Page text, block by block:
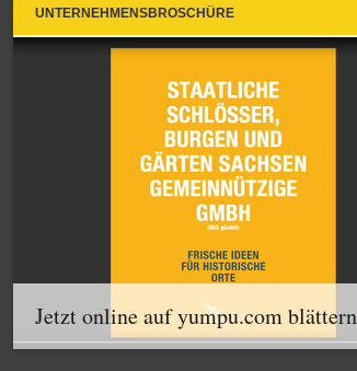
UNTERNEHMENSBROSCHÜRE
Jetzt online auf yumpu.com blättern